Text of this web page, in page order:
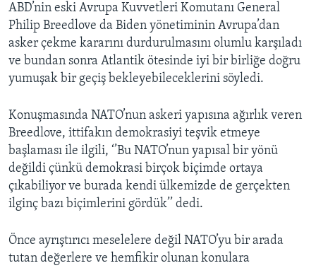
ABD’nin eski Avrupa Kuvvetleri Komutanı General
Philip Breedlove da Biden yönetiminin Avrupa’dan
asker çekme kararını durdurulmasını olumlu karşıladı
ve bundan sonra Atlantik ötesinde iyi bir birliğe doğru
yumuşak bir geçiş bekleyebileceklerini söyledi.
Konuşmasında NATO’nun askeri yapısına ağırlık veren
Breedlove, ittifakın demokrasiyi teşvik etmeye
başlaması ile ilgili, ‘’Bu NATO’nun yapısal bir yönü
değildi çünkü demokrasi birçok biçimde ortaya
çıkabiliyor ve burada kendi ülkemizde de gerçekten
ilginç bazı biçimlerini gördük’’ dedi.
Önce ayrıştırıcı meselelere değil NATO’yu bir arada
tutan değerlere ve hemfikir olunan konulara